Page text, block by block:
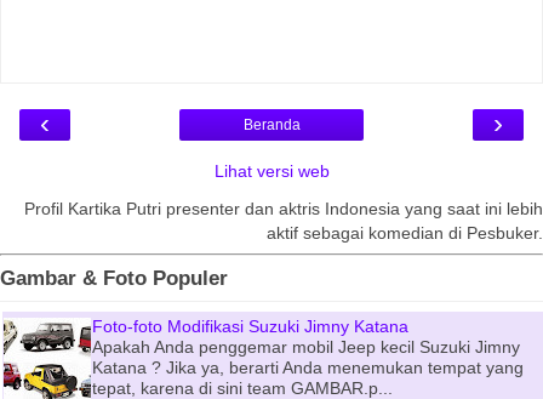
‹ ›
Beranda
Lihat versi web
Profil Kartika Putri presenter dan aktris Indonesia yang saat ini lebih
aktif sebagai komedian di Pesbuker.
Gambar & Foto Populer
Foto-foto Modifikasi Suzuki Jimny Katana
Apakah Anda penggemar mobil Jeep kecil Suzuki Jimny
Katana ? Jika ya, berarti Anda menemukan tempat yang
tepat, karena di sini team GAMBAR.p...